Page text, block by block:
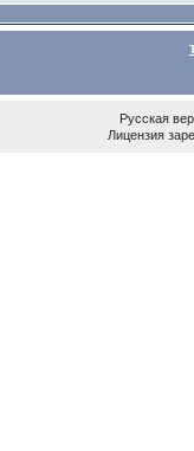
Русская
Лицензия